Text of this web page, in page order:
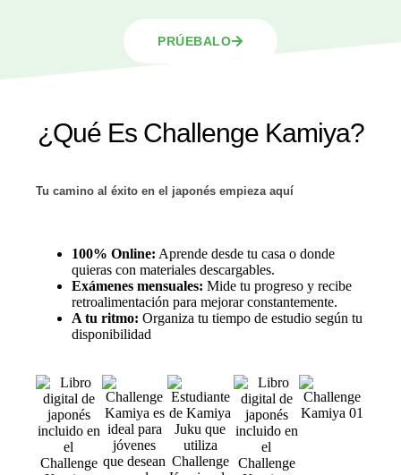
PRÚEBALO
¿Qué Es Challenge Kamiya?
Tu camino al éxito en el japonés empieza aquí
100% Online: Aprende desde tu casa o donde
quieras con materiales descargables.
Exámenes mensuales: Mide tu progreso y recibe
retroalimentación para mejorar constantemente.
A tu ritmo: Organiza tu tiempo de estudio según tu
disponibilidad